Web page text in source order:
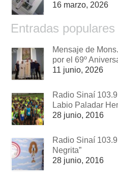
16 marzo, 2026
Entradas populares
Mensaje de
por el 69º
11 junio, 2026
Radio Sinaí
Labio Paladar
28 junio, 2016
Radio Sinaí
Negrita”
28 junio, 2016